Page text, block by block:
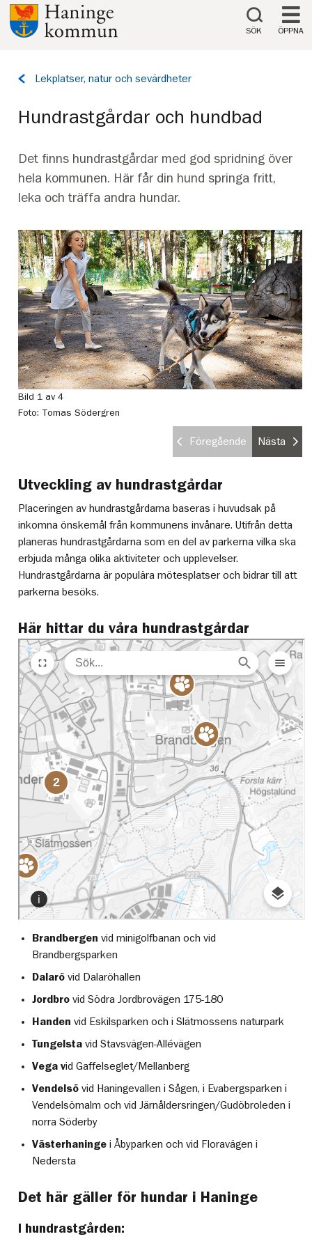
Till innehåll på sidan
SÖK ÖPPNA
Tillbaka
Lekplatser, natur och sevärdheter
Hundrastgårdar och hundbad
Det finns hundrastgårdar med god spridning över
hela kommunen. Här får din hund springa fritt,
leka och träffa andra hundar.
Bild 1 av 4
Foto: Tomas Södergren
Föregående Nästa
Utveckling av hundrastgårdar
Placeringen av hundrastgårdarna baseras i huvudsak på
inkomna önskemål från kommunens invånare. Utifrån detta
planeras hundrastgårdarna som en del av parkerna vilka ska
erbjuda många olika aktiviteter och upplevelser.
Hundrastgårdarna är populära mötesplatser och bidrar till att
parkerna besöks.
Här hittar du våra hundrastgårdar
Brandbergen vid minigolfbanan och vid
Brandbergsparken
Dalarö vid Dalaröhallen
Jordbro vid Södra Jordbrovägen 175-180
Handen vid Eskilsparken och i Slätmossens naturpark
Tungelsta vid Stavsvägen-Allévägen
Vega vid Gaffelseglet/Mellanberg
Vendelsö vid Haningevallen i Sågen, i Evabergsparken i
Vendelsömalm och vid Järnåldersringen/Gudöbroleden i
norra Söderby
Västerhaninge i Åbyparken och vid Floravägen i
Nedersta
Det här gäller för hundar i Haninge
I hundrastgården: